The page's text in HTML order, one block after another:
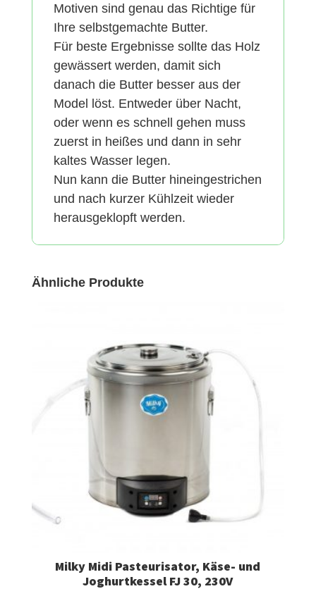
Motiven sind genau das Richtige für
Ihre selbstgemachte Butter.
Für beste Ergebnisse sollte das Holz
gewässert werden, damit sich
danach die Butter besser aus der
Model löst. Entweder über Nacht,
oder wenn es schnell gehen muss
zuerst in heißes und dann in sehr
kaltes Wasser legen.
Nun kann die Butter hineingestrichen
und nach kurzer Kühlzeit wieder
herausgeklopft werden.
Ähnliche Produkte
Milky Midi Pasteurisator, Käse- und
Joghurtkessel FJ 30, 230V